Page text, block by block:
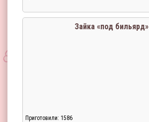
Зайка «под бильярд»
Приготовили: 1586